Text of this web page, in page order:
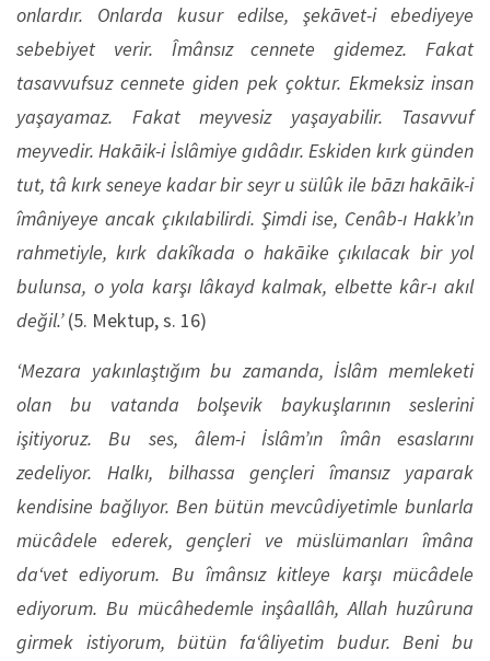
onlardır. Onlarda kusur edilse, şekāvet-i ebediyeye
sebebiyet verir. Îmânsız cennete gidemez. Fakat
tasavvufsuz cennete giden pek çoktur. Ekmeksiz insan
yaşayamaz. Fakat meyvesiz yaşayabilir. Tasavvuf
meyvedir. Hakāik-i İslâmiye gıdâdır. Eskiden kırk günden
tut, tâ kırk seneye kadar bir seyr u sülûk ile bāzı hakāik-i
îmâniyeye ancak çıkılabilirdi. Şimdi ise, Cenâb-ı Hakk’ın
rahmetiyle, kırk dakîkada o hakāike çıkılacak bir yol
bulunsa, o yola karşı lâkayd kalmak, elbette kâr-ı akıl
değil.’(5. Mektup, s. 16)
‘Mezara yakınlaştığım bu zamanda, İslâm memleketi
olan bu vatanda bolşevik baykuşlarının seslerini
işitiyoruz. Bu ses, âlem-i İslâm’ın îmân esaslarını
zedeliyor. Halkı, bilhassa gençleri îmansız yaparak
kendisine bağlıyor. Ben bütün mevcûdiyetimle bunlarla
mücâdele ederek, gençleri ve müslümanları îmâna
da‘vet ediyorum. Bu îmânsız kitleye karşı mücâdele
ediyorum. Bu mücâhedemle inşâallâh, Allah huzûruna
girmek istiyorum, bütün fa‘âliyetim budur. Beni bu